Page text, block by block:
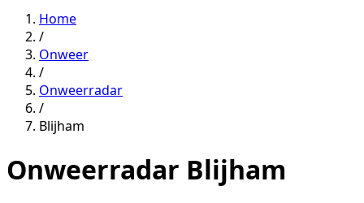
Home
/
Onweer
/
Onweerradar
/
Blijham
Onweerradar Blijham